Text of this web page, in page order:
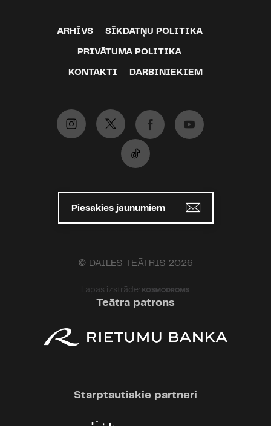
ARHĪVS SĪKDATŅU POLITIKA
PRIVĀTUMA POLITIKA
KONTAKTI DARBINIEKIEM
Piesakies jaunumiem
© DAILES TEĀTRIS 2026
Lapas izstrāde:
Teātra patrons
Starptautiskie partneri